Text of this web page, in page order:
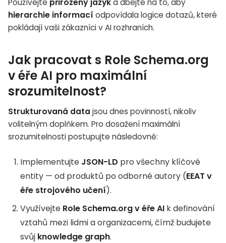
Používejte přirozený jazyka dbejte na to, aby
hierarchie informací odpovídala logice dotazů, které
pokládají vaši zákazníci v AI rozhraních.
Jak pracovat s Role Schema.org
v éře AI pro maximální
srozumitelnost?
Strukturovaná data jsou dnes povinností, nikoliv
volitelným doplňkem. Pro dosažení maximální
srozumitelnosti postupujte následovně:
Implementujte JSON-LD pro všechny klíčové
entity — od produktů po odborné autory (EEAT v
éře strojového učení).
Využívejte Role Schema.org v éře AI k definování
vztahů mezi lidmi a organizacemi, čímž budujete
svůj knowledge graph.